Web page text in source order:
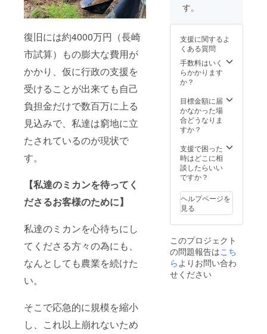
復旧には約4000万円（長崎
市試算）もの膨大な費用が
かかり、仮に行政の支援を
受けることが出来ても自己
負担金だけで数百万に上る
見込みで、私達は窮地に立
たされているのが現状で
す。
【私達のミカンを待ってく
ださるお客様のために】
私達のミカンを心待ちにし
てくださる方々の為にも、
なんとしても農業を続けた
い。
そこで応急的に規模を縮小
し、これ以上崩れないため
ます。
ん収穫
したミ
カンは
オー
ナー様
になり
ます。
収穫に
来る事
ない場
合は私
達が責
任を
収穫し
お届け
いたし
ます。
無料で
お届け
いたし
ます。
※園地に
す。
支援に関するよ
くある質問
手数料はいく
らかかります
か？
目標金額に届
かなかった場
合どうなりま
すか？
支援で困った
時はどこに相
談したらいい
ですか？
ヘルプページを
見る
このプロジェクト
の問題報告はこち
ら よりお問い合わ
せください